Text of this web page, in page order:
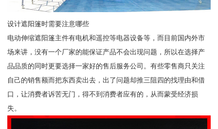
设计遮阳篷时需要注意哪些
电动伸缩遮阳篷主件有电机和遥控等电器设备等，而目前国内外市
场来讲，没有一个厂家的能保证产品不会出现问题，所以在选择产
品品质的同时更要选择一家好的售后服务公司。有些零售商只关注
自己的销售额而把东西卖出去，出了问题却推三阻四的找理由和借
口，让消费者诉苦无门，得不到消费者应有的，从而蒙受经济损
失。